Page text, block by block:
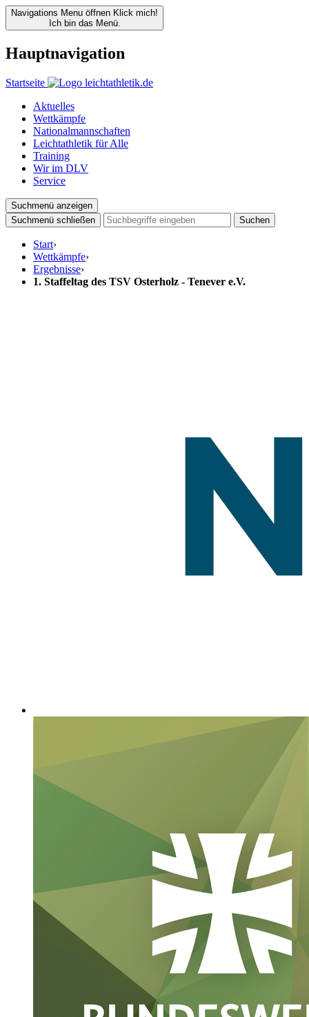
Navigations Menu öffnen Klick mich!
Ich bin das Menü.
Hauptnavigation
Startseite
Aktuelles
Wettkämpfe
Nationalmannschaften
Leichtathletik für Alle
Training
Wir im DLV
Service
Suchmenü anzeigen
Suchmenü schließen
Suchen
Start›
Wettkämpfe›
Ergebnisse›
1. Staffeltag des TSV Osterholz - Tenever e.V.